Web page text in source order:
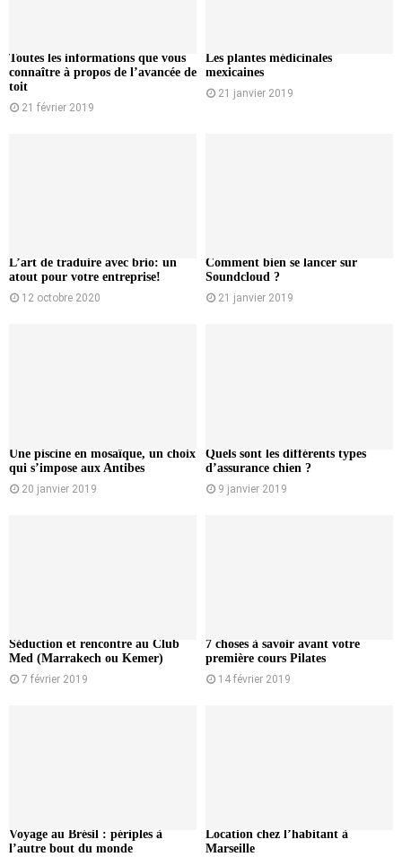
Toutes les informations que vous
connaître à propos de l’avancée de
toit
21 février 2019
Les plantes médicinales
mexicaines
21 janvier 2019
L’art de traduire avec brio: un
atout pour votre entreprise!
12 octobre 2020
Comment bien se lancer sur
Soundcloud ?
21 janvier 2019
Une piscine en mosaïque, un choix
qui s’impose aux Antibes
20 janvier 2019
Quels sont les différents types
d’assurance chien ?
9 janvier 2019
Séduction et rencontre au Club
Med (Marrakech ou Kemer)
7 février 2019
7 choses à savoir avant votre
première cours Pilates
14 février 2019
Voyage au Brésil : périples à
l’autre bout du monde
Location chez l’habitant à
Marseille